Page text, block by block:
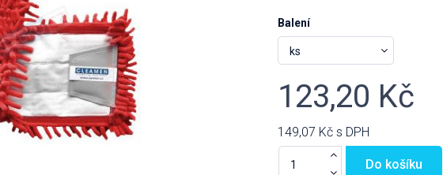
Balení
123,20 Kč
149,07 Kč s DPH
Do košíku